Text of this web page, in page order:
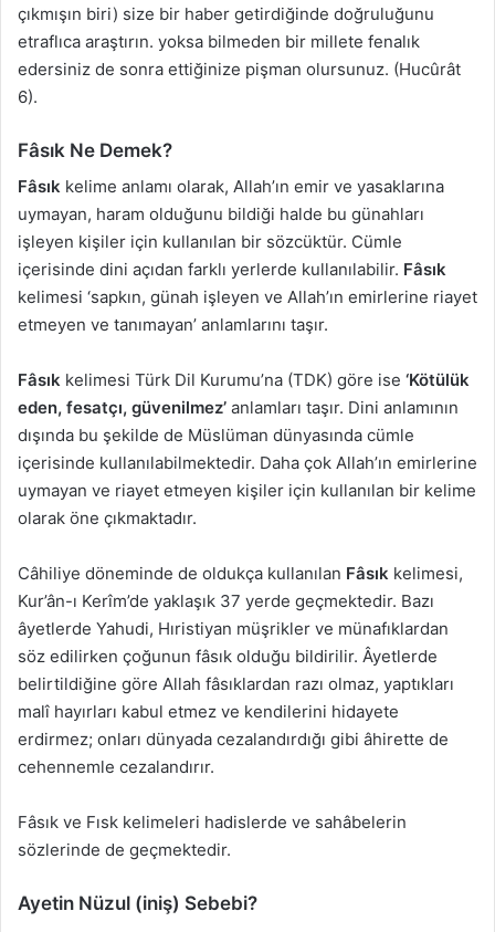
çıkmışın biri) size bir haber getirdiğinde doğruluğunu
etraflıca araştırın. yoksa bilmeden bir millete fenalık
edersiniz de sonra ettiğinize pişman olursunuz. (Hucûrât
6).
Fâsık Ne Demek?
Fâsık kelime anlamı olarak, Allah’ın emir ve yasaklarına
uymayan, haram olduğunu bildiği halde bu günahları
işleyen kişiler için kullanılan bir sözcüktür. Cümle
içerisinde dini açıdan farklı yerlerde kullanılabilir. Fâsık
kelimesi ‘sapkın, günah işleyen ve Allah’ın emirlerine riayet
etmeyen ve tanımayan’ anlamlarını taşır.
Fâsık kelimesi Türk Dil Kurumu’na (TDK) göre ise ‘Kötülük
eden, fesatçı, güvenilmez’ anlamları taşır. Dini anlamının
dışında bu şekilde de Müslüman dünyasında cümle
içerisinde kullanılabilmektedir. Daha çok Allah’ın emirlerine
uymayan ve riayet etmeyen kişiler için kullanılan bir kelime
olarak öne çıkmaktadır.
Câhiliye döneminde de oldukça kullanılan Fâsık kelimesi,
Kur’ân-ı Kerîm’de yaklaşık 37 yerde geçmektedir. Bazı
âyetlerde Yahudi, Hıristiyan müşrikler ve münafıklardan
söz edilirken çoğunun fâsık olduğu bildirilir. Âyetlerde
belirtildiğine göre Allah fâsıklardan razı olmaz, yaptıkları
malî hayırları kabul etmez ve kendilerini hidayete
erdirmez; onları dünyada cezalandırdığı gibi âhirette de
cehennemle cezalandırır.
Fâsık ve Fısk kelimeleri hadislerde ve sahâbelerin
sözlerinde de geçmektedir.
Ayetin Nüzul (iniş) Sebebi?